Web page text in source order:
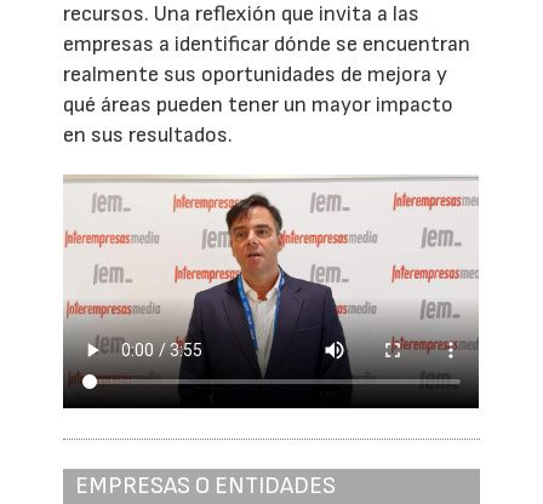
recursos. Una reflexión que invita a las
empresas a identificar dónde se encuentran
realmente sus oportunidades de mejora y
qué áreas pueden tener un mayor impacto
en sus resultados.
EMPRESAS O ENTIDADES